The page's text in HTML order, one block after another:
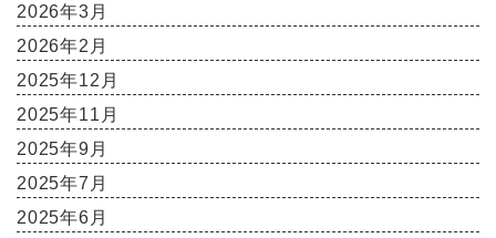
2026年3月
2026年2月
2025年12月
2025年11月
2025年9月
2025年7月
2025年6月